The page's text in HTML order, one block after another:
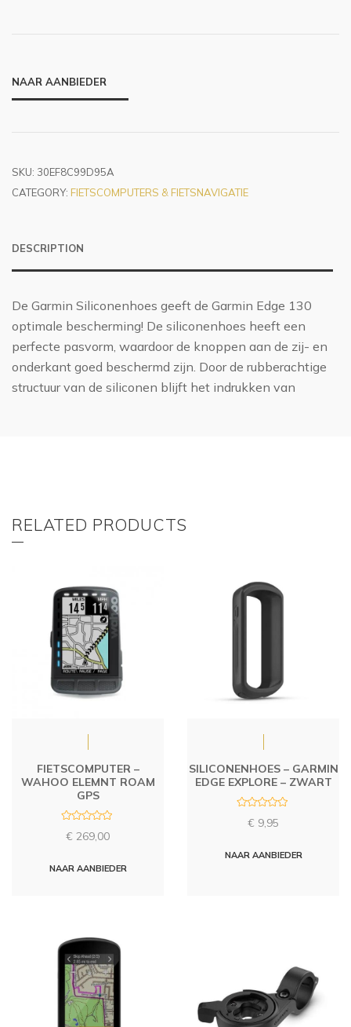
NAAR AANBIEDER
SKU: 30EF8C99D95A
CATEGORY: FIETSCOMPUTERS & FIETSNAVIGATIE
DESCRIPTION
De Garmin Siliconenhoes geeft de Garmin Edge 130
optimale bescherming! De siliconenhoes heeft een
perfecte pasvorm, waardoor de knoppen aan de zij- en
onderkant goed beschermd zijn. Door de rubberachtige
structuur van de siliconen blijft het indrukken van
RELATED PRODUCTS
FIETSCOMPUTER –
WAHOO ELEMNT ROAM
GPS
a
d
€ 269,00
NAAR AANBIEDER
SILICONENHOES – GARMIN
EDGE EXPLORE – ZWART
d
€ 9,95
NAAR AANBIEDER